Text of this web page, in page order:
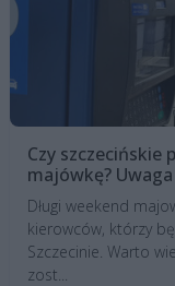
Czy szczecińskie
majówkę?
Długi weekend
kierowców, którzy
Szczecinie. Warto
zost...